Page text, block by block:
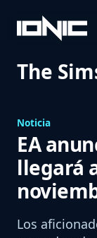
Contenido
The
Noticia
EA
llegará
Los